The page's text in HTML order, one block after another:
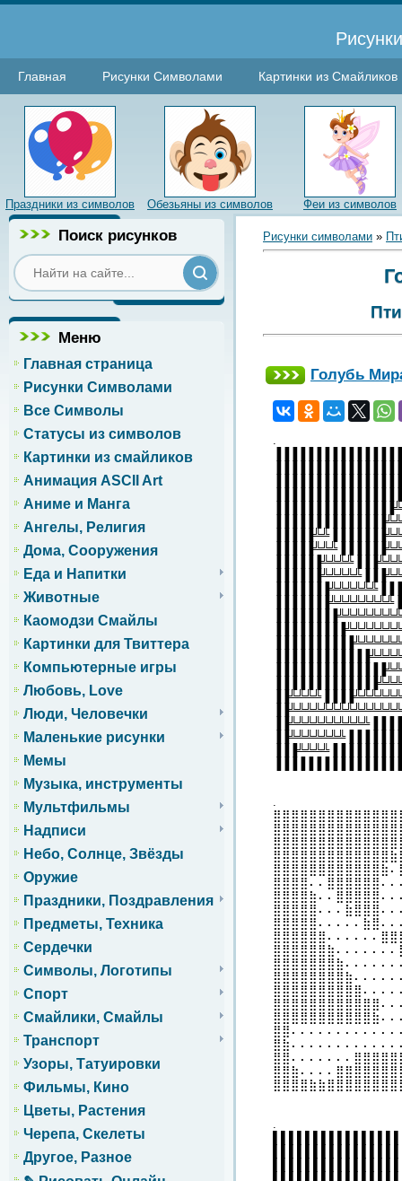
Главная Рисунки Символами Картинки из Смайликов
Праздники из символов Обезьяны из символов Феи из символов
Поиск рисунков
Меню
Главная страница
Рисунки Символами
Все Символы
Статусы из символов
Картинки из смайликов
Анимация ASCII Art
Аниме и Манга
Ангелы, Религия
Дома, Сооружения
Еда и Напитки
Животные
Каомодзи Смайлы
Картинки для Твиттера
Компьютерные игры
Любовь, Love
Люди, Человечки
Маленькие рисунки
Мемы
Музыка, инструменты
Мультфильмы
Надписи
Небо, Солнце, Звёзды
Оружие
Праздники, Поздравления
Предметы, Техника
Сердечки
Символы, Логотипы
Спорт
Смайлики, Смайлы
Транспорт
Узоры, Татуировки
Фильмы, Кино
Цветы, Растения
Черепа, Скелеты
Другое, Разное
Рисунки символами »
Голубь
.
.